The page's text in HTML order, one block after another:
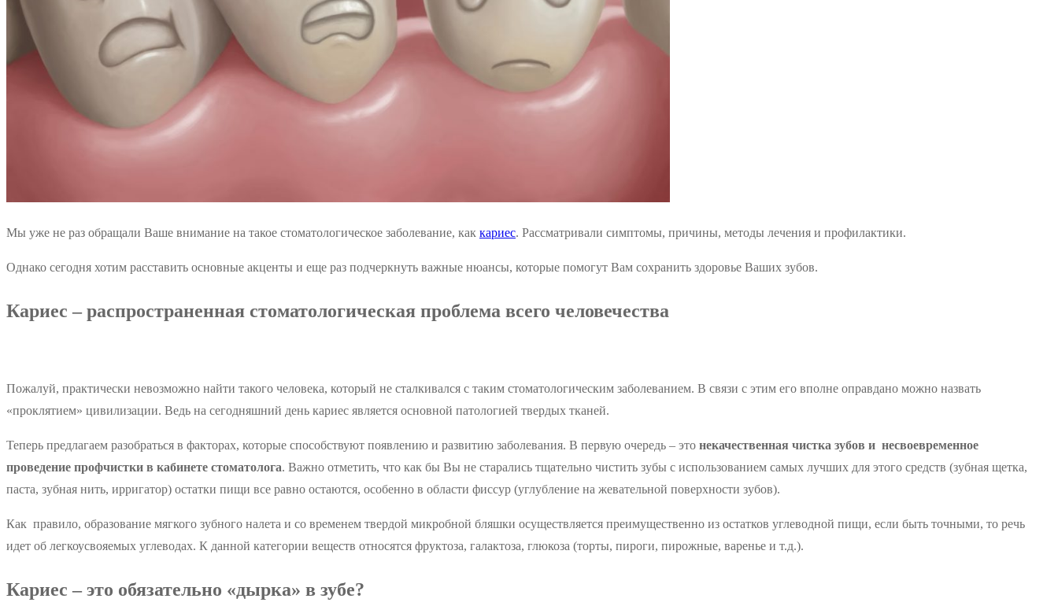
Мы уже не раз обращали Ваше внимание на такое стоматологическое заболевание, как кариес. Рассматривали симптомы, причины, методы лечения и профилактики.
Однако сегодня хотим расставить основные акценты и еще раз подчеркнуть важные нюансы, которые помогут Вам сохранить здоровье Ваших зубов.
Кариес – распространенная стоматологическая проблема всего человечества
Пожалуй, практически невозможно найти такого человека, который не сталкивался с таким стоматологическим заболеванием. В связи с этим его вполне оправдано можно назвать
«проклятием» цивилизации. Ведь на сегодняшний день кариес является основной патологией твердых тканей.
Теперь предлагаем разобраться в факторах, которые способствуют появлению и развитию заболевания. В первую очередь – это некачественная чистка зубов и несвоевременное
проведение профчистки в кабинете стоматолога. Важно отметить, что как бы Вы не старались тщательно чистить зубы с использованием самых лучших для этого средств (зубная щетка,
паста, зубная нить, ирригатор) остатки пищи все равно остаются, особенно в области фиссур (углубление на жевательной поверхности зубов).
Как правило, образование мягкого зубного налета и со временем твердой микробной бляшки осуществляется преимущественно из остатков углеводной пищи, если быть точными, то речь
идет об легкоусвояемых углеводах. К данной категории веществ относятся фруктоза, галактоза, глюкоза (торты, пироги, пирожные, варенье и т.д.).
Кариес – это обязательно «дырка» в зубе?